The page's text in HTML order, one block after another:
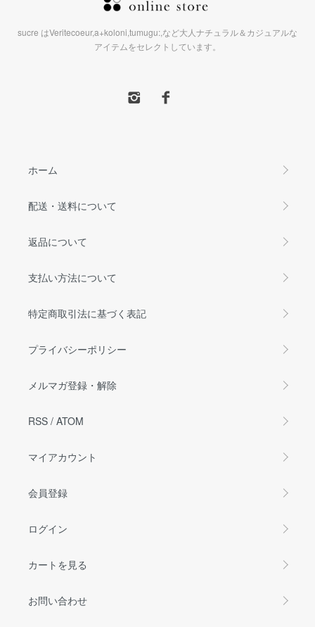
sucre はVeritecoeur,a+koloni,tumugu:,など大人ナチュラル＆カジュアルな
アイテムをセレクトしています。
ホーム
配送・送料について
返品について
支払い方法について
特定商取引法に基づく表記
プライバシーポリシー
メルマガ登録・解除
RSS / ATOM
マイアカウント
会員登録
ログイン
カートを見る
お問い合わせ